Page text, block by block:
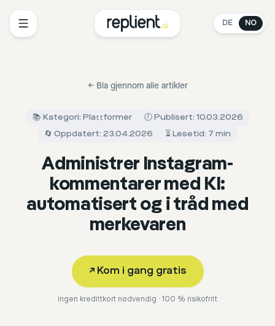
DE NO
← Bla gjennom alle artikler
📚 Kategori: Plattformer
🕖 Publisert: 10.03.2026
🔄 Oppdatert: 23.04.2026
⏳ Lesetid: 7 min
Administrer Instagram-
kommentarer med KI:
automatisert og i tråd med
merkevaren
↗ Kom i gang gratis
ingen kredittkort nødvendig · 100 % risikofritt